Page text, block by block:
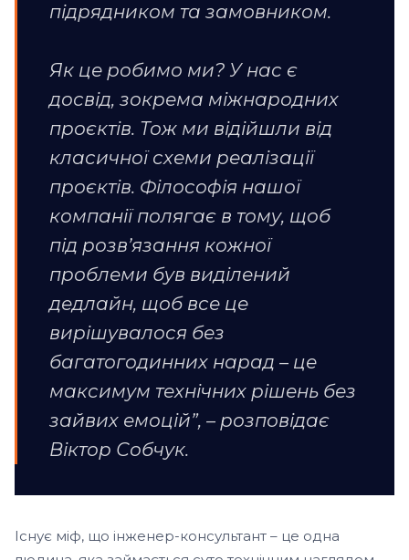
підрядником та замовником.
Як це робимо ми? У нас є
досвід, зокрема міжнародних
проєктів. Тож ми відійшли від
класичної схеми реалізації
проєктів. Філософія нашої
компанії полягає в тому, щоб
під розв’язання кожної
проблеми був виділений
дедлайн, щоб все це
вирішувалося без
багатогодинних нарад – це
максимум технічних рішень без
зайвих емоцій”, – розповідає
Віктор Собчук.
Існує міф, що інженер-консультант – це одна